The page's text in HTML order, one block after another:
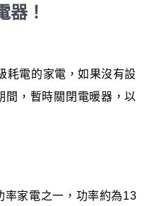
器！
耗電的家電，如果沒有設
間，暫時關閉電暖器，以
率家電之一，功率約為13